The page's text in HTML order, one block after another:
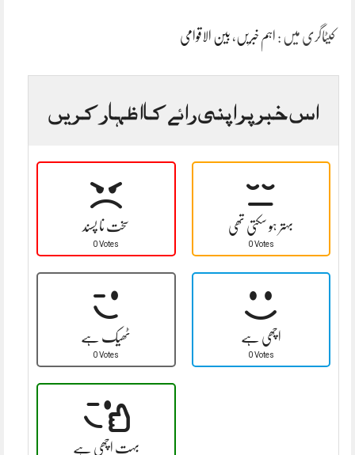
کیٹاگری میں : اہم خبریں ، بین الاقوامی
اس خبر پر اپنی رائے کا اظہار کریں
سخت نا پسند
0 Votes
بہتر ہو سکتی تھی
0 Votes
ٹھیک ہے
0 Votes
اچھی ہے
0 Votes
بہت اچھی ہے